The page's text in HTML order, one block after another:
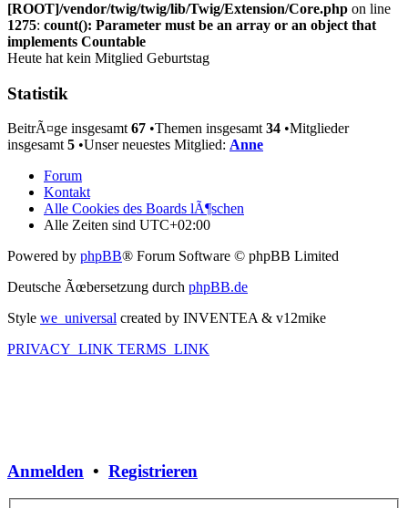
[ROOT]/vendor/twig/twig/lib/Twig/Extension/Core.php on line
1275: count(): Parameter must be an array or an object that
implements Countable
Heute hat kein Mitglied Geburtstag
Statistik
BeitrÃ¤ge insgesamt 67 •Themen insgesamt 34 •Mitglieder
insgesamt 5 •Unser neuestes Mitglied: Anne
Forum
Kontakt
Alle Cookies des Boards lÃ¶schen
Alle Zeiten sind UTC+02:00
Powered by phpBB® Forum Software © phpBB Limited
Deutsche Ãœbersetzung durch phpBB.de
Style we_universal created by INVENTEA & v12mike
PRIVACY_LINK TERMS_LINK
Anmelden • Registrieren